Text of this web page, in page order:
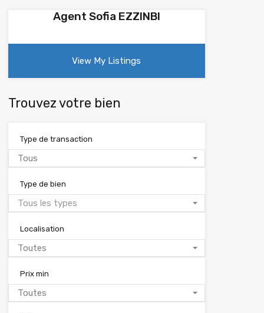
Agent Sofia EZZINBI
View My Listings
Trouvez votre bien
Type de transaction
Tous
Type de bien
Tous les types
Localisation
Toutes
Prix min
Toutes